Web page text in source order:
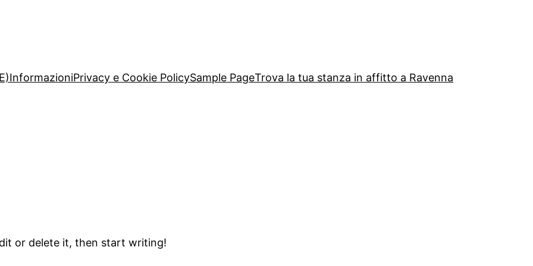
InformazioniPrivacy e Cookie PolicySample PageTrova la tua stanza in affitto a Ravenna
or delete it, then start writing!